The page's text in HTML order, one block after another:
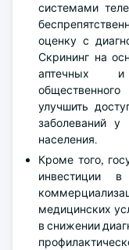
системами
оценку с
Скрининг на
аптечных и
улучшить
заболеваний у
населения.
Кроме того,
инвестиции
медицинских
в снижении